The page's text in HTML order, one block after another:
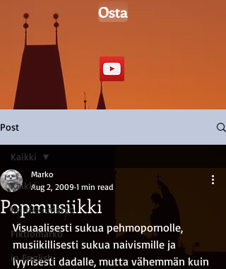
Osta
Post
Kaikki
Kriitikkomarko
Fiktiomarko
in English
Kaikki
Popmusiikki
Marko
Aug 2, 2009 1 min read
Visuaalisesti sukua pehmopornolle,
musiikillisesti sukua naivismille ja
lyyrisesti dadalle, mutta vähemmän kuin